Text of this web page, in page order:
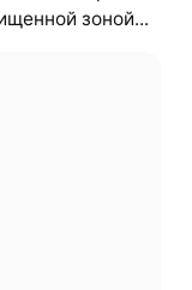
зоной...